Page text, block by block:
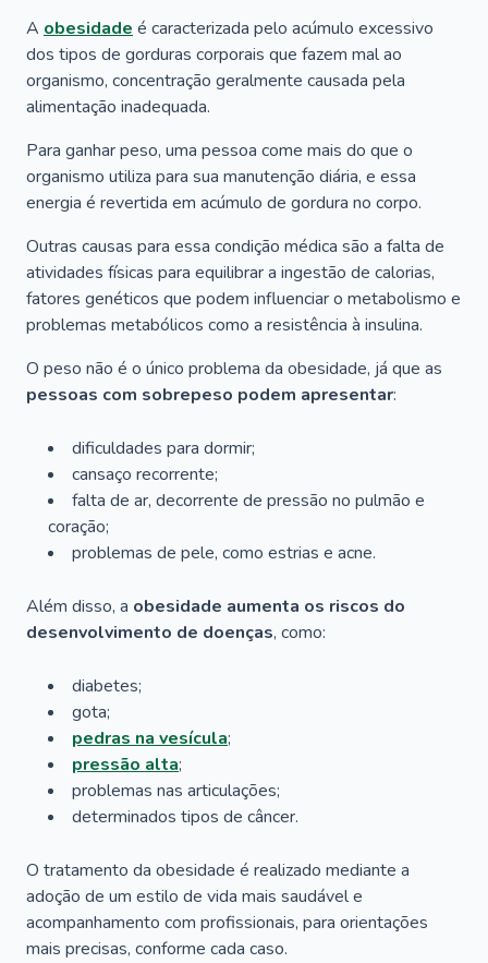
A obesidadeé caracterizada pelo acúmulo excessivo
dos tipos de gorduras corporais que fazem mal ao
organismo, concentração geralmente causada pela
alimentação inadequada.
Para ganhar peso, uma pessoa come mais do que o
organismo utiliza para sua manutenção diária, e essa
energia é revertida em acúmulo de gordura no corpo.
Outras causas para essa condição médica são a falta de
atividades físicas para equilibrar a ingestão de calorias,
fatores genéticos que podem influenciar o metabolismo e
problemas metabólicos como a resistência à insulina.
O peso não é o único problema da obesidade, já que as
pessoas com sobrepeso podem apresentar:
dificuldades para dormir;
cansaço recorrente;
falta de ar, decorrente de pressão no pulmão e
coração;
problemas de pele, como estrias e acne.
Além disso, a obesidade aumenta os riscos do
desenvolvimento de doenças, como:
diabetes;
gota;
pedras na vesícula;
pressão alta;
problemas nas articulações;
determinados tipos de câncer.
O tratamento da obesidade é realizado mediante a
adoção de um estilo de vida mais saudável e
acompanhamento com profissionais, para orientações
mais precisas, conforme cada caso.